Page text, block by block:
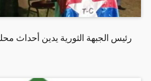
رئيس الجبهة الثورية يدين أحداث